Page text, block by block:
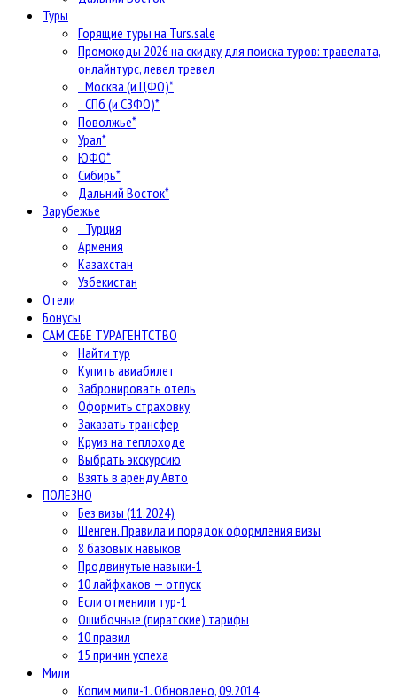
Туры
Горящие туры на Turs.sale
Промокоды 2026 на скидку для поиска туров: травелата,
онлайнтурс, левел тревел
Москва (и ЦФО)*
СПб (и СЗФО)*
Поволжье*
Урал*
ЮФО*
Сибирь*
Дальний Восток*
Зарубежье
Турция
Армения
Казахстан
Узбекистан
Отели
Бонусы
САМ СЕБЕ ТУРАГЕНТСТВО
Найти тур
Купить авиабилет
Забронировать отель
Оформить страховку
Заказать трансфер
Круиз на теплоходе
Выбрать экскурсию
Взять в аренду Авто
ПОЛЕЗНО
Без визы (11.2024)
Шенген. Правила и порядок оформления визы
8 базовых навыков
Продвинутые навыки-1
10 лайфхаков — отпуск
Если отменили тур-1
Ошибочные (пиратские) тарифы
10 правил
15 причин успеха
Мили
Копим мили-1. Обновлено, 09.2014